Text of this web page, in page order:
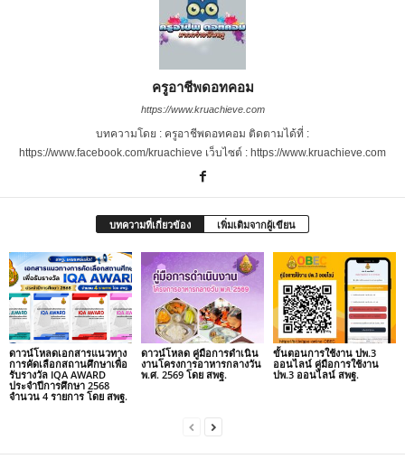
ครูอาชีพดอทคอม
https://www.kruachieve.com
บทความโดย : ครูอาชีพดอทคอม ติดตามได้ที่ :
https://www.facebook.com/kruachieve เว็บไซต์ : https://www.kruachieve.com
บทความที่เกี่ยวข้อง เพิ่มเติมจากผู้เขียน
ดาวน์โหลดเอกสารแนวทาง
การคัดเลือกสถานศึกษาเพื่อ
รับรางวัล IQA AWARD
ประจำปีการศึกษา 2568
จำนวน 4 รายการ โดย สพฐ.
ดาวน์โหลด คู่มือการดำเนิน
งานโครงการอาหารกลางวัน
พ.ศ. 2569 โดย สพฐ.
ขั้นตอนการใช้งาน ปพ.3
ออนไลน์ คู่มือการใช้งาน
ปพ.3 ออนไลน์ สพฐ.